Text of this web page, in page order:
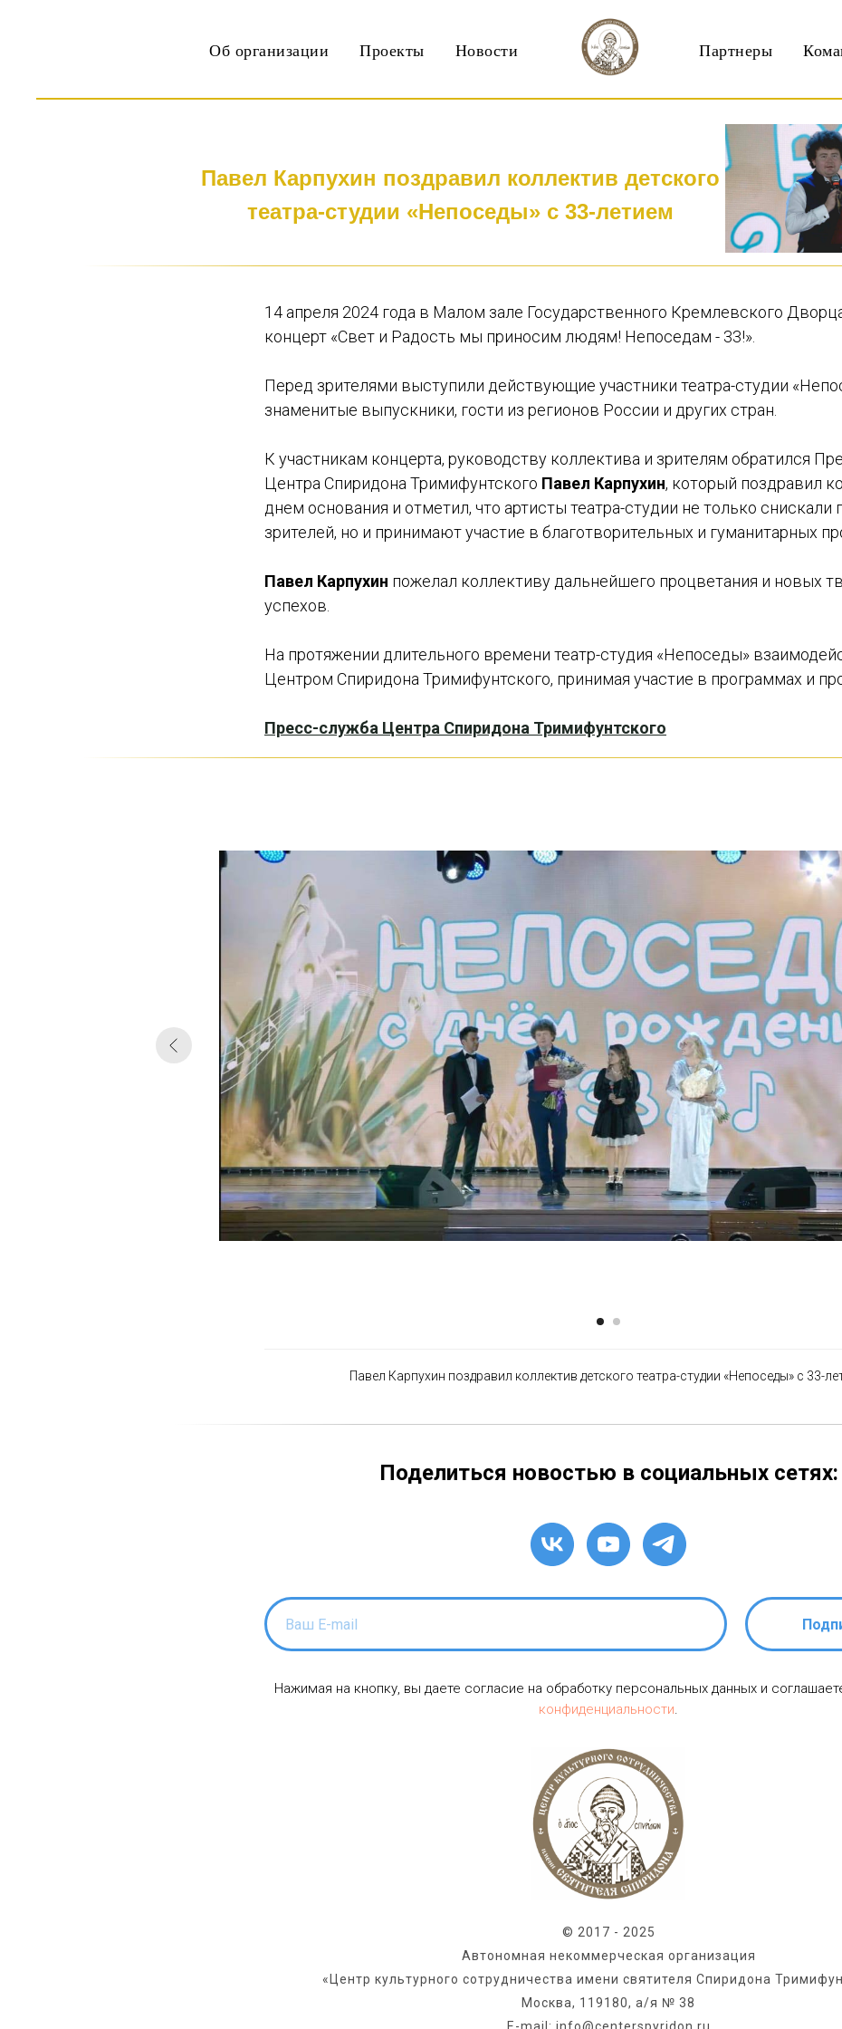
Об организации Проекты Новости Партнеры
Павел Карпухин поздравил коллектив детского
театра-студии «Непоседы» с 33-летием
14 апреля 2024 года в Малом зале Государственного Кремлевского
концерт «Свет и Радость мы приносим людям! Непоседам - 33!».
Перед зрителями выступили действующие участники театра-студии
знаменитые выпускники, гости из регионов России и других стран.
К участникам концерта, руководству коллектива и зрителям обратился
Центра Спиридона Тримифунтского Павел Карпухин, который поздравил
днем основания и отметил, что артисты театра-студии не только снискали
зрителей, но и принимают участие в благотворительных и гуманитарных
Павел Карпухин пожелал коллективу дальнейшего процветания и новых
успехов.
На протяжении длительного времени театр-студия «Непоседы»
Центром Спиридона Тримифунтского, принимая участие в программах и
Пресс-служба Центра Спиридона Тримифунтского
Павел Карпухин поздравил коллектив детского театра-студии «Непоседы» с 33-
Поделиться новостью в социальных сетях:
Нажимая на кнопку, вы даете согласие на обработку персональных данных и
конфиденциальности.
© 2017 - 2025
Автономная некоммерческая организация
«Центр культурного сотрудничества имени святителя Спиридона
Москва, 119180, а/я № 38
E-mail: info@centerspyridon.ru